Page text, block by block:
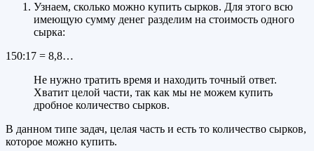
Узнаем, сколько можно купить сырков. Для этого всю
имеющую сумму денег разделим на стоимость одного
сырка:
150:17 = 8,8…
Не нужно тратить время и находить точный ответ.
Хватит целой части, так как мы не можем купить
дробное количество сырков.
В данном типе задач, целая часть и есть то количество сырков,
которое можно купить.